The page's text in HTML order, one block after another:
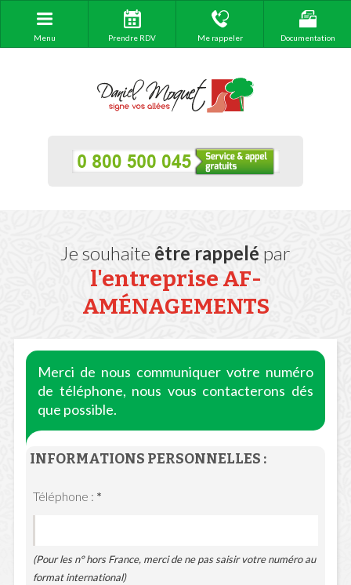
Menu Prendre RDV Me rappeler Documentation
Je souhaite être rappelé par
l'entreprise AF-
AMÉNAGEMENTS
Merci de nous communiquer votre numéro
de téléphone, nous vous contacterons dés
que possible.
INFORMATIONS PERSONNELLES :
Téléphone : *
(Pour les n° hors France, merci de ne pas saisir votre numéro au
format international)